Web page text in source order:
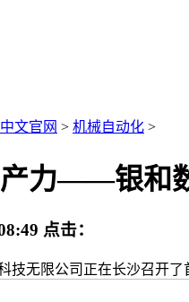
文官网 > 机械自动化 >
力——银和
点击：
无限公司正在长沙召开了